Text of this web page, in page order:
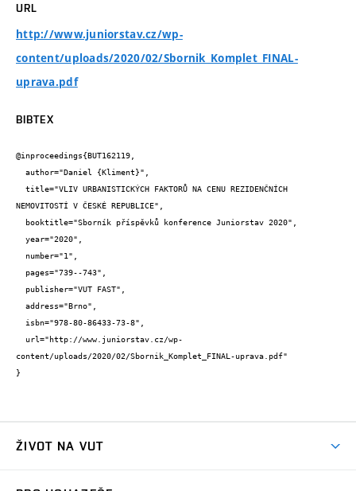
URL
http://www.juniorstav.cz/wp-
content/uploads/2020/02/Sbornik_Komplet_FINAL-
uprava.pdf
BIBTEX
@inproceedings{BUT162119,
NEMOVITOSTÍ V ČESKÉ REPUBLICE",
content/uploads/2020/02/Sbornik_Komplet_FINAL-uprava.pdf"
}
ŽIVOT NA VUT